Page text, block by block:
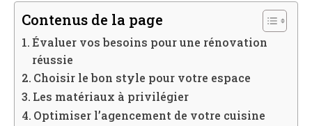
Contenus de la page
Évaluer vos besoins pour une rénovation
réussie
Choisir le bon style pour votre espace
Les matériaux à privilégier
Optimiser l’agencement de votre cuisine